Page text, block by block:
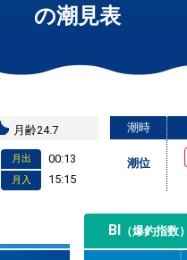
の潮見表
月齢24.7
月出 00:13
月入 15:15
潮時
潮位
BI （爆釣指数）